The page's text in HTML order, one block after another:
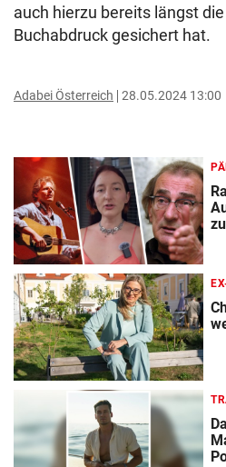
auch hierzu bereits längst
Buchabdruck gesichert hat.
Adabei Österreich 28.05.2024 13:00